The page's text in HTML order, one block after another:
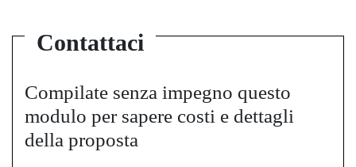
Contattaci
Compilate senza impegno questo
modulo per sapere costi e dettagli
della proposta